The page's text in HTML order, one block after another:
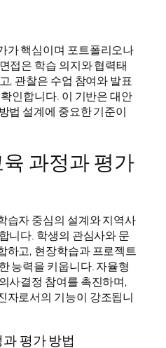
가 핵심이며 포트폴리오나
접은 학습 의지와 협력태
, 관찰은 수업 참여와 발표
인합니다. 이 기반은 대안
법 설계에 중요한 기준이
과정과 평가
습자 중심의 설계와 지역사
니다. 학생의 관심사와 문
하고, 현장학습과 프로젝트
능력을 키웁니다. 자율형
사결정 참여를 촉진하며,
자로서의 기능이 강조됩니
평가 방법